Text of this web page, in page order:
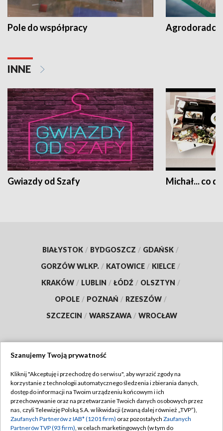
Pole do współpracy Agrodoradcy
INNE
Gwiazdy od Szafy Michał... co
BIAŁYSTOK / BYDGOSZCZ / GDAŃSK /
GORZÓW WLKP. / KATOWICE / KIELCE /
KRAKÓW / LUBLIN / ŁÓDŹ / OLSZTYN /
OPOLE / POZNAŃ / RZESZÓW /
SZCZECIN / WARSZAWA / WROCŁAW
TVP
Abonament TVP
Emisja w TVP
Regulamin TVP
Polityka prywatności
Szanujemy Twoją prywatność
Kliknij "Akceptuję i przechodzę do serwisu", aby wyrazić zgody na
korzystanie z technologii automatycznego śledzenia i zbierania danych,
dostęp do informacji na Twoim urządzeniu końcowym i ich
przechowywanie oraz na przetwarzanie Twoich danych osobowych przez
nas, czyli Telewizję Polską S.A. w likwidacji (zwaną dalej również „TVP”),
Zaufanych Partnerów z IAB* (1201 firm) oraz pozostałych Zaufanych
Partnerów TVP (93 firm), w celach marketingowych (w tym do